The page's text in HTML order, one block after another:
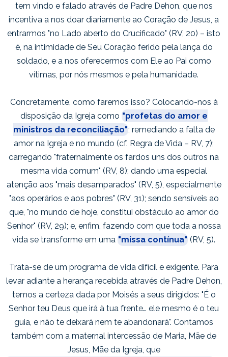
tem vindo e falado através de Padre Dehon, que nos
incentiva a nos doar diariamente ao Coração de Jesus, a
entrarmos "no Lado aberto do Crucificado" (RV, 20) – isto
é, na intimidade de Seu Coração ferido pela lança do
soldado, e a nos oferecermos com Ele ao Pai como
vítimas, por nós mesmos e pela humanidade.
Concretamente, como faremos isso? Colocando-nos à
disposição da Igreja como "profetas do amor e
ministros da reconciliação"; remediando a falta de
amor na Igreja e no mundo (cf. Regra de Vida – RV, 7);
carregando "fraternalmente os fardos uns dos outros na
mesma vida comum" (RV, 8); dando uma especial
atenção aos "mais desamparados" (RV, 5), especialmente
"aos operários e aos pobres" (RV, 31); sendo sensíveis ao
que, "no mundo de hoje, constitui obstáculo ao amor do
Senhor" (RV, 29); e, enfim, fazendo com que toda a nossa
vida se transforme em uma"missa contínua" (RV, 5).
Trata-se de um programa de vida difícil e exigente. Para
levar adiante a herança recebida através de Padre Dehon,
temos a certeza dada por Moisés a seus dirigidos: "É o
Senhor teu Deus que irá à tua frente… ele mesmo é o teu
guia, e não te deixará nem te abandonará". Contamos
também com a maternal intercessão de Maria, Mãe de
Jesus, Mãe da Igreja, que